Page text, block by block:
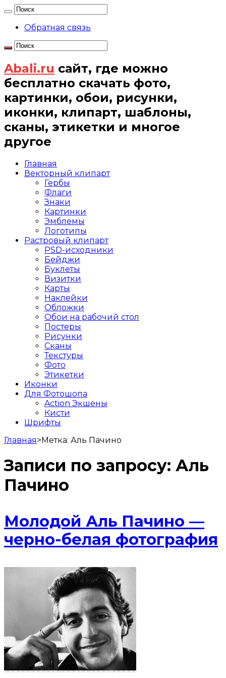
Обратная связь
Abali.ru сайт, где можно
бесплатно скачать фото,
картинки, обои, рисунки,
иконки, клипарт, шаблоны,
сканы, этикетки и многое
другое
Главная
Векторный клипарт
Гербы
Флаги
Знаки
Картинки
Эмблемы
Логотипы
Растровый клипарт
PSD-исходники
Бейджи
Буклеты
Визитки
Карты
Наклейки
Обложки
Обои на рабочий стол
Постеры
Рисунки
Сканы
Текстуры
Фото
Этикетки
Иконки
Для Фотошопа
Action Экшены
Кисти
Шрифты
Главная>Метка: Аль Пачино
Записи по запросу: Аль
Пачино
Молодой Аль Пачино —
черно-белая фотография